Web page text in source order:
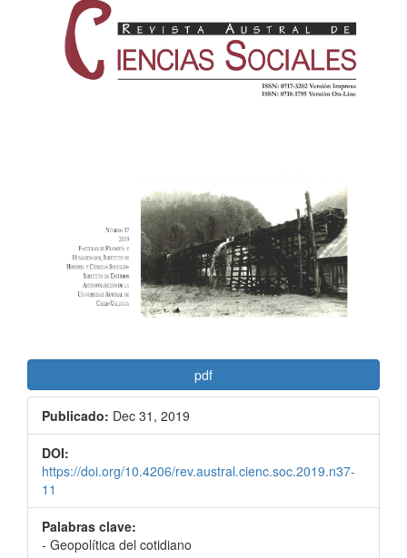
lateral
artículo
pdf
Publicado: Dec 31, 2019
DOI:
https://doi.org/10.4206/rev.austral.cienc.soc.2019.n37-
11
Palabras clave:
- Geopolítica del cotidiano